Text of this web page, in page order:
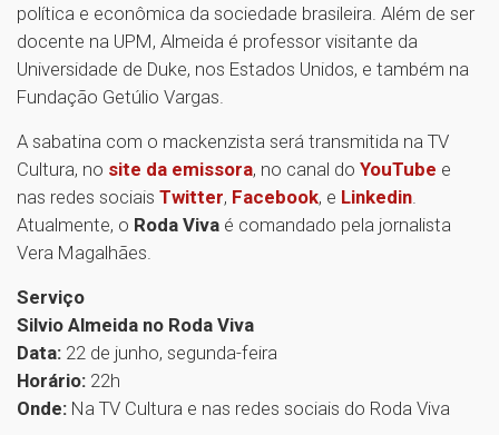
política e econômica da sociedade brasileira. Além de ser
docente na UPM, Almeida é professor visitante da
Universidade de Duke, nos Estados Unidos, e também na
Fundação Getúlio Vargas.
A sabatina com o mackenzista será transmitida na TV
Cultura, no site da emissora, no canal do YouTube e
nas redes sociais Twitter, Facebook, e Linkedin
Atualmente, o Roda Viva é comandado pela jornalista
Vera Magalhães.
Serviço
Silvio Almeida no Roda Viva
Data: 22 de junho, segunda-feira
Horário: 22h
Onde: Na TV Cultura e nas redes sociais do Roda Viva
1